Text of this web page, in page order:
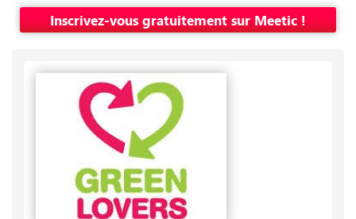
Inscrivez-vous gratuitement sur Meetic !